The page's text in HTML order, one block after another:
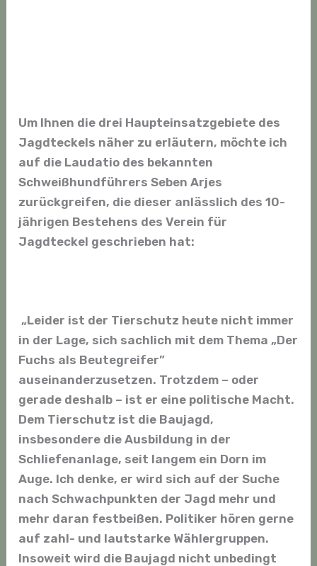
Um Ihnen die drei Haupteinsatzgebiete des
Jagdteckels näher zu erläutern, möchte ich
auf die Laudatio des bekannten
Schweißhundführers Seben Arjes
zurückgreifen, die dieser anlässlich des 10-
jährigen Bestehens des Verein für
Jagdteckel geschrieben hat:
„Leider ist der Tierschutz heute nicht immer
in der Lage, sich sachlich mit dem Thema „Der
Fuchs als Beutegreifer”
auseinanderzusetzen. Trotzdem – oder
gerade deshalb – ist er eine politische Macht.
Dem Tierschutz ist die Baujagd,
insbesondere die Ausbildung in der
Schliefenanlage, seit langem ein Dorn im
Auge. Ich denke, er wird sich auf der Suche
nach Schwachpunkten der Jagd mehr und
mehr daran festbeißen. Politiker hören gerne
auf zahl- und lautstarke Wählergruppen.
Insoweit wird die Baujagd nicht unbedingt